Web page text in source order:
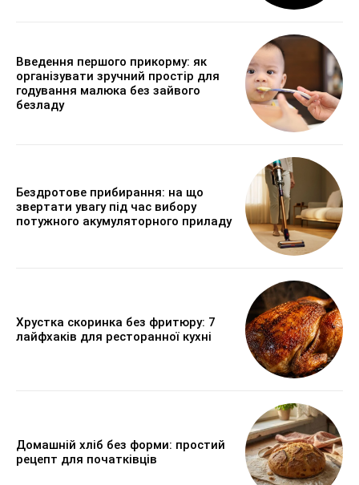
Введення першого прикорму: як
організувати зручний простір для
годування малюка без зайвого
безладу
Бездротове прибирання: на що
звертати увагу під час вибору
потужного акумуляторного приладу
Хрустка скоринка без фритюру: 7
лайфхаків для ресторанної кухні
Домашній хліб без форми: простий
рецепт для початківців